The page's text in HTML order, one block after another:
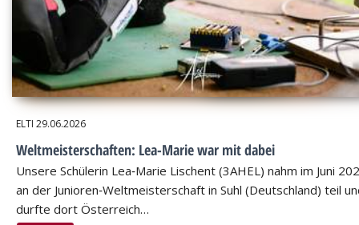
ELTI 29.06.2026
Weltmeisterschaften: Lea-Marie war mit dabei
Unsere Schülerin Lea‑Marie Lischent (3AHEL) nahm im Juni
an der Junioren‑Weltmeisterschaft in Suhl (Deutschland) teil
durfte dort Österreich…